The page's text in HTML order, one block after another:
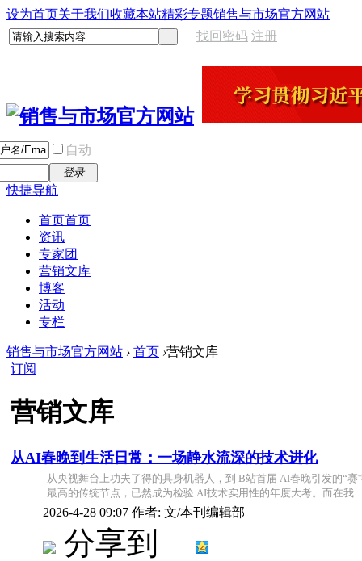
设为首页关于我们收藏本站精彩专题销售与市场官方网站
找回密码 注册
自动
登录
快捷导航
首页首页
资讯
专家团
营销文库
博客
活动
专栏
销售与市场官方网站 › 首页 ›营销文库
订阅
营销文库
从AI春晚到生活日常：一场静水流深的技术进化
从央视舞台上功夫了得的具身机器人，到 B站首届 AI春晚引发的“
最高的传统节点，已然成为检验 AI技术实用性的年度大考。而在我
2026-4-28 09:07 作者: 文/本刊编辑部
分享到